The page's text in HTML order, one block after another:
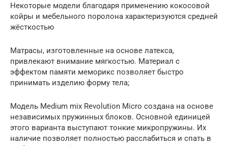
Некоторые модели благодаря применению кокосовой
койры и мебельного поролона характеризуются средней
жёсткостью
Матрасы, изготовленные на основе латекса,
привлекают внимание мягкостью. Материал с
эффектом памяти меморикс позволяет быстро
принимать изделию форму тела;
Модель Medium mix Revolution Micro создана на основе
независимых пружинных блоков. Основной единицей
этого варианта выступают тонкие микропружины. Их
наличие позволяет полностью расслабиться и спать в